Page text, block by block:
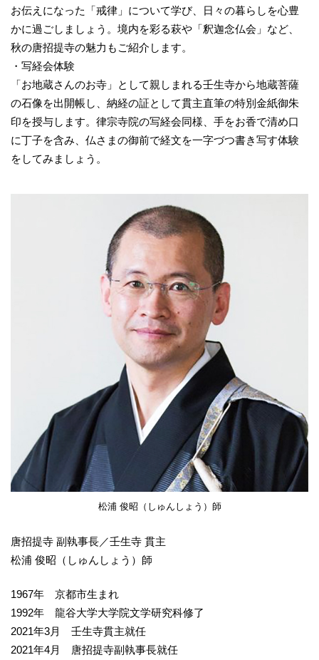
お伝えになった「戒律」について学び、日々の暮らしを心豊
かに過ごしましょう。境内を彩る萩や「釈迦念仏会」など、
秋の唐招提寺の魅力もご紹介します。
・写経会体験
「お地蔵さんのお寺」として親しまれる壬生寺から地蔵菩薩
の石像を出開帳し、納経の証として貫主直筆の特別金紙御朱
印を授与します。律宗寺院の写経会同様、手をお香で清め口
に丁子を含み、仏さまの御前で経文を一字づつ書き写す体験
をしてみましょう。
松浦 俊昭（しゅんしょう）師
唐招提寺 副執事長／壬生寺 貫主
松浦 俊昭（しゅんしょう）師
1967年 京都市生まれ
1992年 龍谷大学大学院文学研究科修了
2021年3月 壬生寺貫主就任
2021年4月 唐招提寺副執事長就任